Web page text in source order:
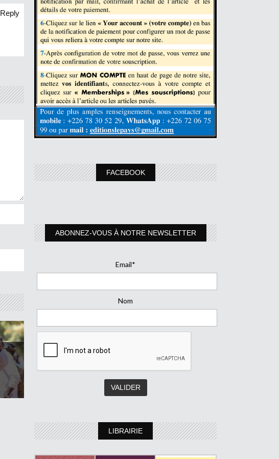
Reply
FACEBOOK
ABONNEZ-VOUS À NOTRE NEWSLETTER
Email*
Nom
LIBRAIRIE